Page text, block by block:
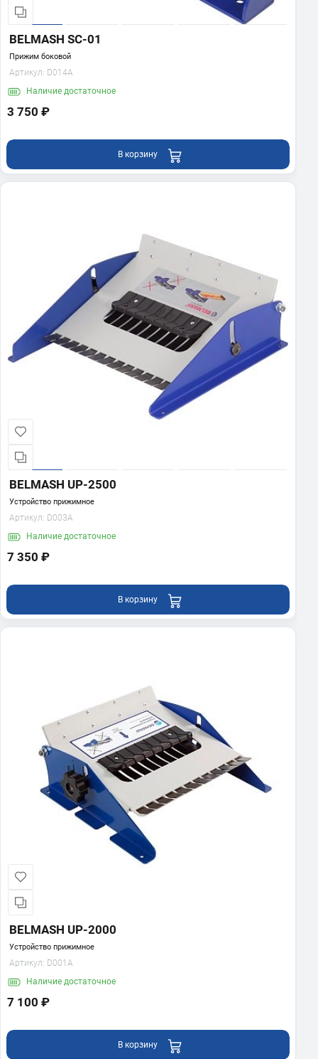
BELMASH SC-01
Прижим боковой
Артикул: D014A
Наличие достаточное
3 750 ₽
В корзину
BELMASH UP-2500
Устройство прижимное
Артикул: D003A
Наличие достаточное
7 350 ₽
В корзину
BELMASH UP-2000
Устройство прижимное
Артикул: D001A
Наличие достаточное
7 100 ₽
В корзину